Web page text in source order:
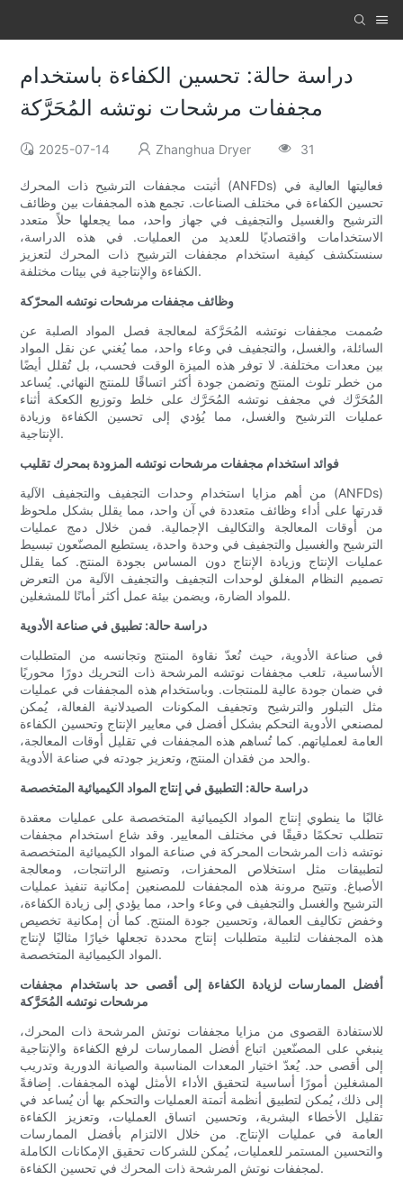
دراسة حالة: تحسين الكفاءة باستخدام
مجففات مرشحات نوتشه المُحَرَّكة
2025-07-14 Zhanghua Dryer 31
أثبتت مجففات الترشيح ذات المحرك (ANFDs) فعاليتها العالية في
تحسين الكفاءة في مختلف الصناعات. تجمع هذه المجففات بين وظائف
الترشيح والغسيل والتجفيف في جهاز واحد، مما يجعلها حلاً متعدد
الاستخدامات واقتصاديًا للعديد من العمليات. في هذه الدراسة،
سنستكشف كيفية استخدام مجففات الترشيح ذات المحرك لتعزيز
الكفاءة والإنتاجية في بيئات مختلفة.
وظائف مجففات مرشحات نوتشه المحرّكة
صُممت مجففات نوتشه المُحَرَّكة لمعالجة فصل المواد الصلبة عن
السائلة، والغسل، والتجفيف في وعاء واحد، مما يُغني عن نقل المواد
بين معدات مختلفة. لا توفر هذه الميزة الوقت فحسب، بل تُقلل أيضًا
من خطر تلوث المنتج وتضمن جودة أكثر اتساقًا للمنتج النهائي. يُساعد
المُحَرَّك في مجفف نوتشه المُحَرَّك على خلط وتوزيع الكعكة أثناء
عمليات الترشيح والغسل، مما يُؤدي إلى تحسين الكفاءة وزيادة
الإنتاجية.
فوائد استخدام مجففات مرشحات نوتشه المزودة بمحرك تقليب
من أهم مزايا استخدام وحدات التجفيف والتجفيف الآلية (ANFDs)
قدرتها على أداء وظائف متعددة في آن واحد، مما يقلل بشكل ملحوظ
من أوقات المعالجة والتكاليف الإجمالية. فمن خلال دمج عمليات
الترشيح والغسيل والتجفيف في وحدة واحدة، يستطيع المصنّعون تبسيط
عمليات الإنتاج وزيادة الإنتاج دون المساس بجودة المنتج. كما يقلل
تصميم النظام المغلق لوحدات التجفيف والتجفيف الآلية من التعرض
للمواد الضارة، ويضمن بيئة عمل أكثر أمانًا للمشغلين.
دراسة حالة: تطبيق في صناعة الأدوية
في صناعة الأدوية، حيث تُعدّ نقاوة المنتج وتجانسه من المتطلبات
الأساسية، تلعب مجففات نوتشه المرشحة ذات التحريك دورًا محوريًا
في ضمان جودة عالية للمنتجات. وباستخدام هذه المجففات في عمليات
مثل التبلور والترشيح وتجفيف المكونات الصيدلانية الفعالة، يُمكن
لمصنعي الأدوية التحكم بشكل أفضل في معايير الإنتاج وتحسين الكفاءة
العامة لعملياتهم. كما تُساهم هذه المجففات في تقليل أوقات المعالجة،
والحد من فقدان المنتج، وتعزيز جودته في صناعة الأدوية.
دراسة حالة: التطبيق في إنتاج المواد الكيميائية المتخصصة
غالبًا ما ينطوي إنتاج المواد الكيميائية المتخصصة على عمليات معقدة
تتطلب تحكمًا دقيقًا في مختلف المعايير. وقد شاع استخدام مجففات
نوتشه ذات المرشحات المحركة في صناعة المواد الكيميائية المتخصصة
لتطبيقات مثل استخلاص المحفزات، وتصنيع الراتنجات، ومعالجة
الأصباغ. وتتيح مرونة هذه المجففات للمصنعين إمكانية تنفيذ عمليات
الترشيح والغسل والتجفيف في وعاء واحد، مما يؤدي إلى زيادة الكفاءة،
وخفض تكاليف العمالة، وتحسين جودة المنتج. كما أن إمكانية تخصيص
هذه المجففات لتلبية متطلبات إنتاج محددة تجعلها خيارًا مثاليًا لإنتاج
المواد الكيميائية المتخصصة.
أفضل الممارسات لزيادة الكفاءة إلى أقصى حد باستخدام مجففات
مرشحات نوتشه المُحَرَّكة
للاستفادة القصوى من مزايا مجففات نوتش المرشحة ذات المحرك،
ينبغي على المصنّعين اتباع أفضل الممارسات لرفع الكفاءة والإنتاجية
إلى أقصى حد. يُعدّ اختيار المعدات المناسبة والصيانة الدورية وتدريب
المشغلين أمورًا أساسية لتحقيق الأداء الأمثل لهذه المجففات. إضافةً
إلى ذلك، يُمكن لتطبيق أنظمة أتمتة العمليات والتحكم بها أن يُساعد في
تقليل الأخطاء البشرية، وتحسين اتساق العمليات، وتعزيز الكفاءة
العامة في عمليات الإنتاج. من خلال الالتزام بأفضل الممارسات
والتحسين المستمر للعمليات، يُمكن للشركات تحقيق الإمكانات الكاملة
لمجففات نوتش المرشحة ذات المحرك في تحسين الكفاءة.